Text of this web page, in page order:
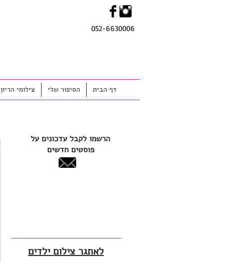
052-6630006
MENU
צילומי הריון הסיפור שלי דף הבית
הרשמו לקבל עדכונים על
פוסטים חדשים
לאתגר צילום ילדים